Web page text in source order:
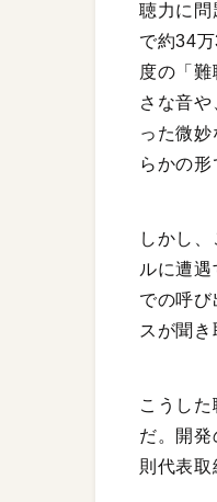
聴力に問
で約34
度の「
さな音
った微
らかの形
しかし
ルに遭
での呼
スが聞き
こうし
だ。開
則代表取